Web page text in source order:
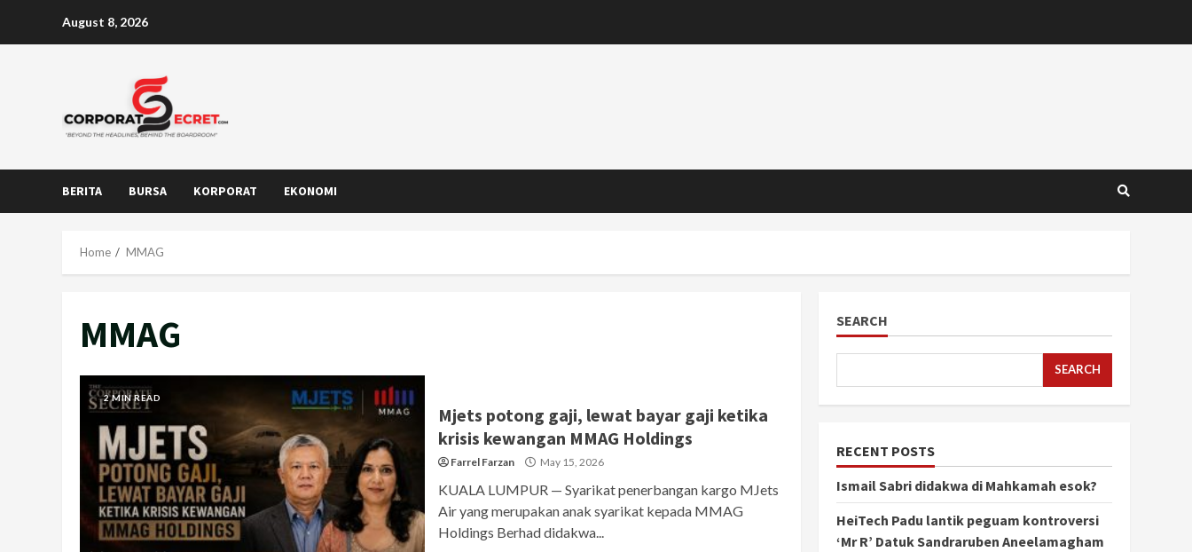
August 8, 2026
BERITA BURSA KORPORAT EKONOMI
Home MMAG
MMAG
2 MIN READ
Mjets potong gaji, lewat bayar gaji ketika
krisis kewangan MMAG Holdings
Farrel Farzan May 15, 2026
KUALA LUMPUR — Syarikat penerbangan kargo MJets
Air yang merupakan anak syarikat kepada MMAG
Holdings Berhad didakwa...
SEARCH
SEARCH
RECENT POSTS
Ismail Sabri didakwa di Mahkamah esok?
HeiTech Padu lantik peguam kontroversi
‘Mr R’ Datuk Sandraruben Aneelamagham